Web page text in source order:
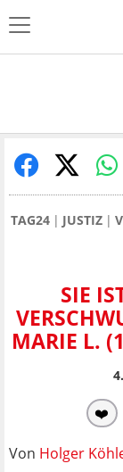
TAG24 JUSTIZ
SIE
MARIE L.
❤️
Von Holger